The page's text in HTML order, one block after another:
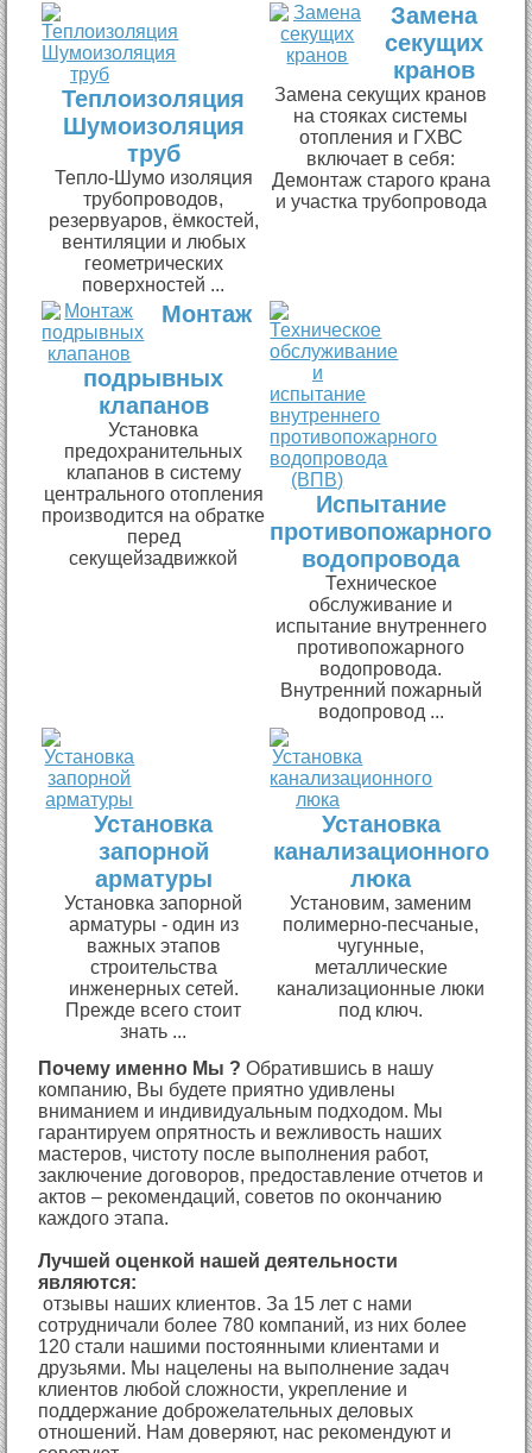
Теплоизоляция
Шумоизоляция
труб
Тепло-Шумо изоляция
трубопроводов,
резервуаров, ёмкостей,
вентиляции и любых
геометрических
поверхностей ...
Замена
секущих
кранов
Замена секущих кранов
на стояках системы
отопления и ГХВС
включает в себя:
Демонтаж старого крана
и участка трубопровода
Монтаж
подрывных
клапанов
Установка
предохранительных
клапанов в систему
центрального отопления
производится на обратке
перед
секущейзадвижкой
Испытание
противопожарного
водопровода
Техническое
обслуживание и
испытание внутреннего
противопожарного
водопровода.
Внутренний пожарный
водопровод ...
Установка
запорной
арматуры
Установка запорной
арматуры - один из
важных этапов
строительства
инженерных сетей.
Прежде всего стоит
знать ...
Установка
канализационного
люка
Установим, заменим
полимерно-песчаные,
чугунные,
металлические
канализационные люки
под ключ.
Почему именно Мы ? Обратившись в нашу
компанию, Вы будете приятно удивлены
вниманием и индивидуальным подходом. Мы
гарантируем опрятность и вежливость наших
мастеров, чистоту после выполнения работ,
заключение договоров, предоставление отчетов и
актов – рекомендаций, советов по окончанию
каждого этапа.
Лучшей оценкой нашей деятельности
являются:
отзывы наших клиентов. За 15 лет с нами
сотрудничали более 780 компаний, из них более
120 стали нашими постоянными клиентами и
друзьями. Мы нацелены на выполнение задач
клиентов любой сложности, укрепление и
поддержание доброжелательных деловых
отношений. Нам доверяют, нас рекомендуют и